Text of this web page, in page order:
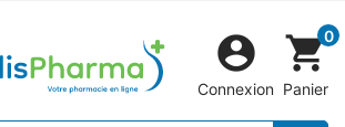

Connexion
shopping_cart0
Panier